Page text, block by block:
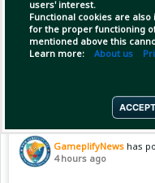
users' interest.
Functional cookies are
for the proper functioning
mentioned above this
Learn more: About us
Copy Link Open
Pinned byGameplifyNews
GameplifyNews has
4 hours ago